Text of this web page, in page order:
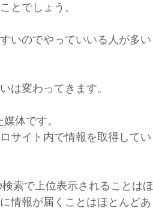
とでしょう。
いのでやっていいる人が多い
は変わってきます。
体です。
サイト内で情報を取得してい
索で上位表示されることはほ
情報が届くことはほとんどあ